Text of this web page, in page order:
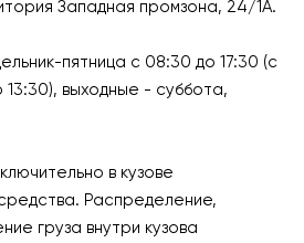
Западная промзона, 24/1А.
пятница с 08:30 до 17:30 (с
выходные - суббота,
в кузове
Распределение,
груза внутри кузова